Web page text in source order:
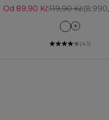
Prodejní cena
Od 89,90 KčBěžná cena
119,90 Kč
Can't Quit
Cosy Therapy
(4.1)